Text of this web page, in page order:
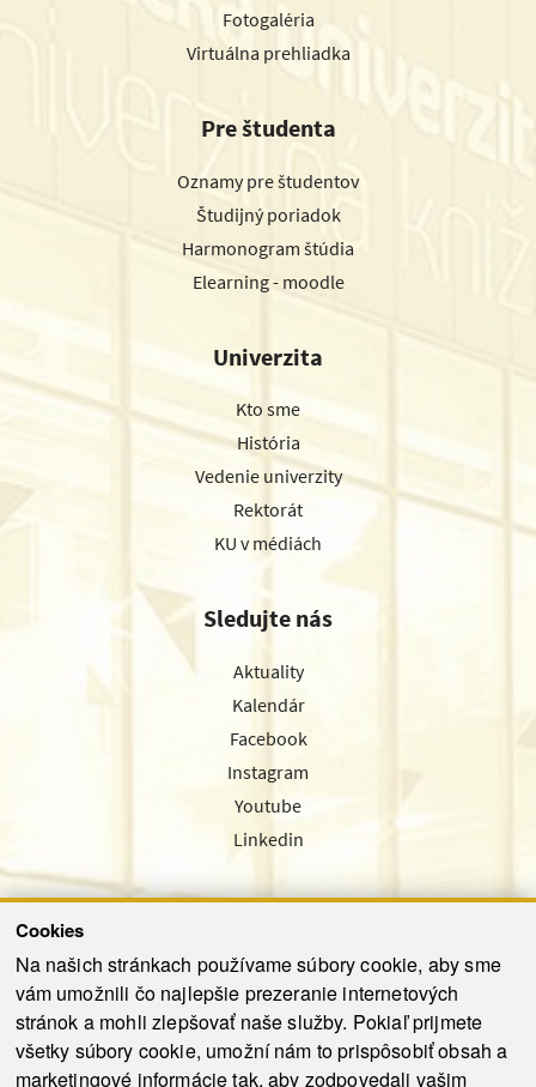
Cookies
Na našich stránkach používame súbory cookie, aby sme
vám umožnili čo najlepšie prezeranie internetových
stránok a mohli zlepšovať naše služby. Pokiaľ prijmete
všetky súbory cookie, umožní nám to prispôsobiť obsah a
marketingové informácie tak, aby zodpovedali vašim
Fotogaléria
Virtuálna prehliadka
Pre študenta
Oznamy pre študentov
Študijný poriadok
Harmonogram štúdia
Elearning - moodle
Univerzita
Kto sme
História
Vedenie univerzity
Rektorát
KU v médiách
Sledujte nás
Aktuality
Kalendár
Facebook
Instagram
Youtube
Linkedin
Odoslať